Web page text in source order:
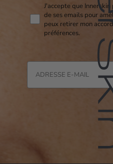
Consent pixel openi
J'accepte que
de ses emails pour
peux retirer mon
préférences.